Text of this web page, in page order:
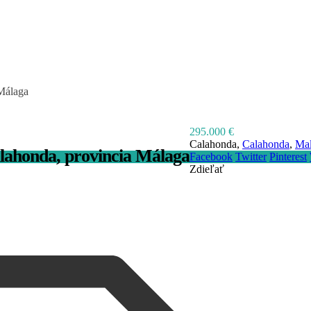
provincia Málaga
295.000 €
Calahonda, Calahonda,
Facebook Twitter Pinterest
Zdieľať